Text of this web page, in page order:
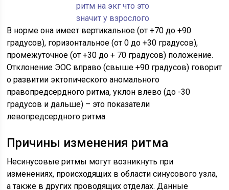
В норме она имеет вертикальное (от +70 до +90
градусов), горизонтальное (от 0 до +30 градусов),
промежуточное (от +30 до + 70 градусов) положение.
Отклонение ЭОС вправо (свыше +90 градусов) говорит
о развитии эктопического аномального
правопредсердного ритма, уклон влево (до -30
градусов и дальше) – это показатели
левопредсердного ритма.
Причины изменения ритма
Несинусовые ритмы могут возникнуть при
изменениях, происходящих в области синусового узла,
а также в других проводящих отделах. Данные